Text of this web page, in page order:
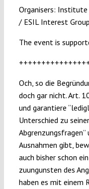
Organisers:
/ ESIL Interest
The event is
Och, so die
doch gar nicht. Art.
und garantiere
Unterschied zu
Ausnahmen gibt,
auch bisher schon
zuungunsten des
haben es mit einem